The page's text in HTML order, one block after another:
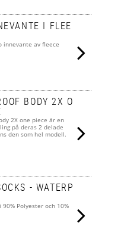
I FLEE
innevante av fleece
BODY 2X O
2X one piece är en
på deras 2 delade
den som hel modell.
- WATERP
90% Polyester och 10%